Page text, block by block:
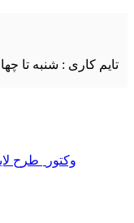
تایم کاری : شنبه تا
وکتور طرح